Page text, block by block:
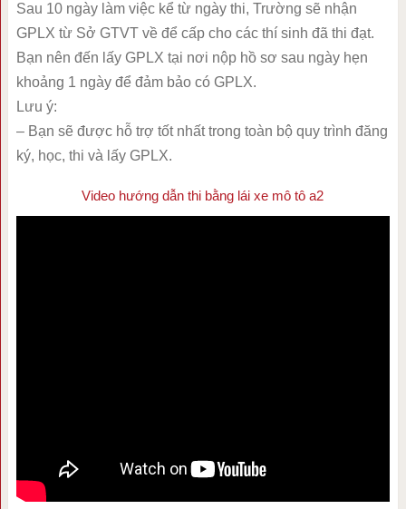
Sau 10 ngày làm việc kể từ ngày thi, Trường sẽ nhận
GPLX từ Sở GTVT về để cấp cho các thí sinh đã thi đạt.
Bạn nên đến lấy GPLX tại nơi nộp hồ sơ sau ngày hẹn
khoảng 1 ngày để đảm bảo có GPLX.
Lưu ý:
– Bạn sẽ được hỗ trợ tốt nhất trong toàn bộ quy trình đăng
ký, học, thi và lấy GPLX.
Video hướng dẫn thi bằng lái xe mô tô a2